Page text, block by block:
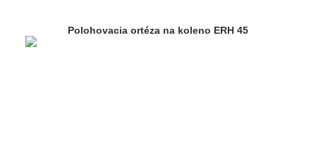
Polohovacia ortéza na koleno ERH 45